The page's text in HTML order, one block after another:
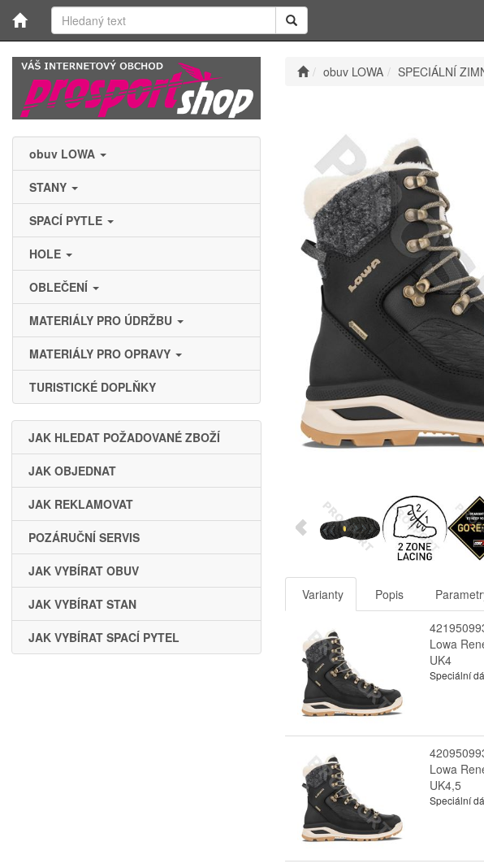
obuv LOWA
STANY
SPACÍ PYTLE
HOLE
OBLEČENÍ
MATERIÁLY PRO ÚDRŽBU
MATERIÁLY PRO OPRAVY
TURISTICKÉ DOPLŇKY
JAK HLEDAT POŽADOVANÉ ZBOŽÍ
JAK OBJEDNAT
JAK REKLAMOVAT
POZÁRUČNÍ SERVIS
JAK VYBÍRAT OBUV
JAK VYBÍRAT STAN
JAK VYBÍRAT SPACÍ PYTEL
obuv LOWA SPECIÁLNÍ
Varianty Popis
Lowa
UK4
Speciální
Lowa
UK4,5
Speciální